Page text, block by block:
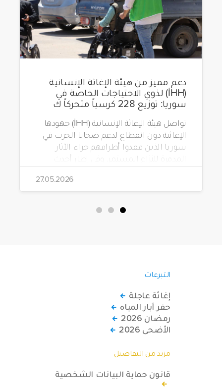
دعم مميز من هيئة الإغاثة الإنسانية
(İHH) لذوي الاحتياجات الخاصة في
سوريا: توزيع 228 كرسياً متحركاً ك
تواصل هيئة الإغاثة الإنسانية (İHH) جهودها
الإغاثية دون انقطاع لدعم ضحايا الحرب في
سوريا الذين فقدوا أطرافهم جراء الآثار
المدمرة للنزاع المستمر. وفي إطار أحدث
مشاريعها، قامت الهيئة بتوزيع 228 كرسياً
متحركاً كهربائياً على أشخاص من ذوي
الاحتياجات الخاصة يعيشون في ظروف
قاسية بمناطق دمشق، وحلب، وحماة،
27.05.2026
التبرعات
إغاثة عاجلة
حفر آبار المياه
رمضان 2026
الأضحى 2026
مزيد من التفاصيل
قانون حماية البيانات الشخصية